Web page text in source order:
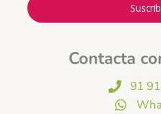
Contacta
91